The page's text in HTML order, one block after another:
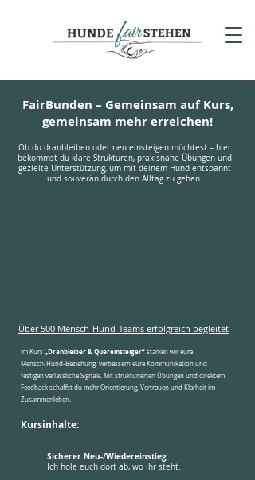
FairBunden – Gemeinsam auf Kurs,
gemeinsam mehr erreichen!
Ob du dranbleiben oder neu einsteigen möchtest – hier
bekommst du klare Strukturen, praxisnahe Übungen und
gezielte Unterstützung, um mit deinem Hund entspannt
und souverän durch den Alltag zu gehen.
Über 500 Mensch-Hund-Teams erfolgreich begleitet
Im Kurs „Dranbleiber & Quereinsteiger“ stärken wir eure
Mensch-Hund-Beziehung, verbessern eure Kommunikation und
festigen verlässliche Signale. Mit strukturierten Übungen und direktem
Feedback schaffst du mehr Orientierung, Vertrauen und Klarheit im
Zusammenleben.
Kursinhalte:
Sicherer Neu-/Wiedereinstieg
Ich hole euch dort ab, wo ihr steht.